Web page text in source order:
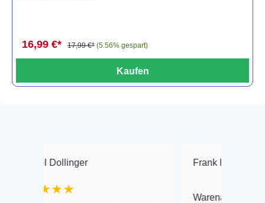
16,99 €* 17,99 €* (5.56% gespart)
Kaufen
Frank Hackmayer
Warenanlieferung Top und